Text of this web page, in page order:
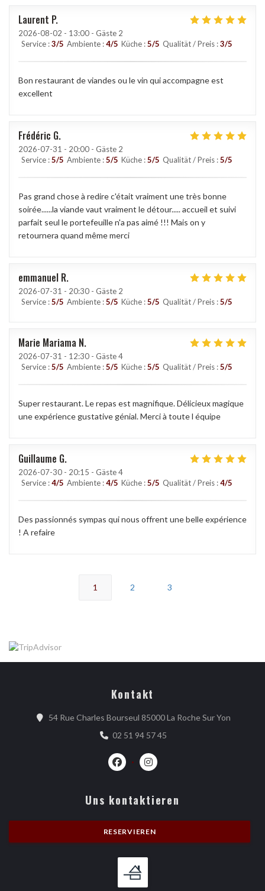
Laurent P
2026-08-02 - 13:00 - Gäste 2
Service :3/5 Ambiente :4/5 Küche :5/5 Qualität / Preis :3/5
Bon restaurant de viandes ou le vin qui accompagne est
excellent
Frédéric G
2026-07-31 - 20:00 - Gäste 2
Service :5/5 Ambiente :5/5 Küche :5/5 Qualität / Preis :5/5
Pas grand chose à redire c'était vraiment une très bonne
soirée......la viande vaut vraiment le détour..... accueil et suivi
parfait seul le portefeuille n'a pas aimé !!! Mais on y
retournera quand même merci
emmanuel R
2026-07-31 - 20:30 - Gäste 2
Service :5/5 Ambiente :5/5 Küche :5/5 Qualität / Preis :5/5
Marie Mariama N
2026-07-31 - 12:30 - Gäste 4
Service :5/5 Ambiente :5/5 Küche :5/5 Qualität / Preis :5/5
Super restaurant. Le repas est magnifique. Délicieux magique
une expérience gustative génial. Merci à toute l équipe
Guillaume G
2026-07-30 - 20:15 - Gäste 4
Service :4/5 Ambiente :4/5 Küche :5/5 Qualität / Preis :4/5
Des passionnés sympas qui nous offrent une belle expérience
! A refaire
1 2 3
Kontakt
54 Rue Charles Bourseul 85000 La Roche Sur Yon((öffnet
02 51 94 57 45
Facebook ((öffnet ein neues
Instagram ((öffnet ein neues
Uns kontaktieren
RESERVIEREN